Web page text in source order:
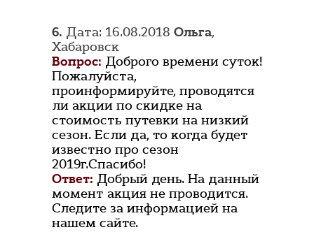
6. Дата: 16.08.2018 Ольга,
Хабаровск
Вопрос: Доброго времени суток!
Пожалуйста,
проинформируйте, проводятся
ли акции по скидке на
стоимость путевки на низкий
сезон. Если да, то когда будет
известно про сезон
2019г.Спасибо!
Ответ: Добрый день. На данный
момент акция не проводится.
Следите за информацией на
нашем сайте.